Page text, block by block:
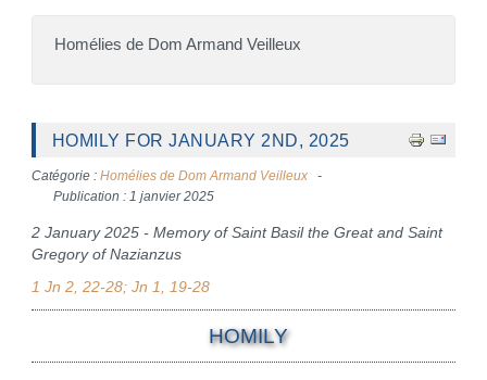
Homélies de Dom Armand Veilleux
HOMILY FOR JANUARY 2ND, 2025
Catégorie : Homélies de Dom Armand Veilleux
Publication : 1 janvier 2025
2 January 2025 - Memory of Saint Basil the Great and Saint
Gregory of Nazianzus
1 Jn 2, 22-28; Jn 1, 19-28
HOMILY